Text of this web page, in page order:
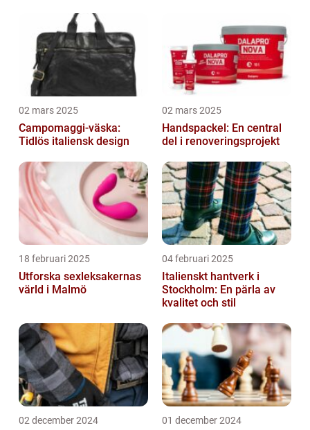
02 mars 2025
Campomaggi-väska:
Tidlös italiensk design
02 mars 2025
Handspackel: En central
del i renoveringsprojekt
18 februari 2025
Utforska sexleksakernas
värld i Malmö
04 februari 2025
Italienskt hantverk i
Stockholm: En pärla av
kvalitet och stil
02 december 2024 01 december 2024